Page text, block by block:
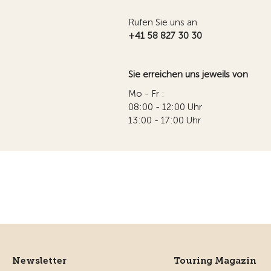
Rufen Sie uns an
+41 58 827 30 30
Sie erreichen uns jeweils von
Mo - Fr :
08:00 - 12:00 Uhr
13:00 - 17:00 Uhr
Newsletter Touring Magazin